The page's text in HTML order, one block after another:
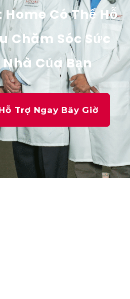
Có Thể Hỗ
Chăm Sóc Sức
Của Bạn
Trợ Ngay Bây Giờ